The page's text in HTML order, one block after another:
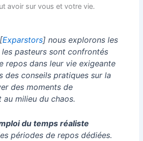
avoir sur vous et votre vie.
Exparstors] nous explorons les
pasteurs sont confrontés
repos dans leur vie exigeante
des conseils pratiques sur la
des moments de
au milieu du chaos.
du temps réaliste
périodes de repos dédiées.